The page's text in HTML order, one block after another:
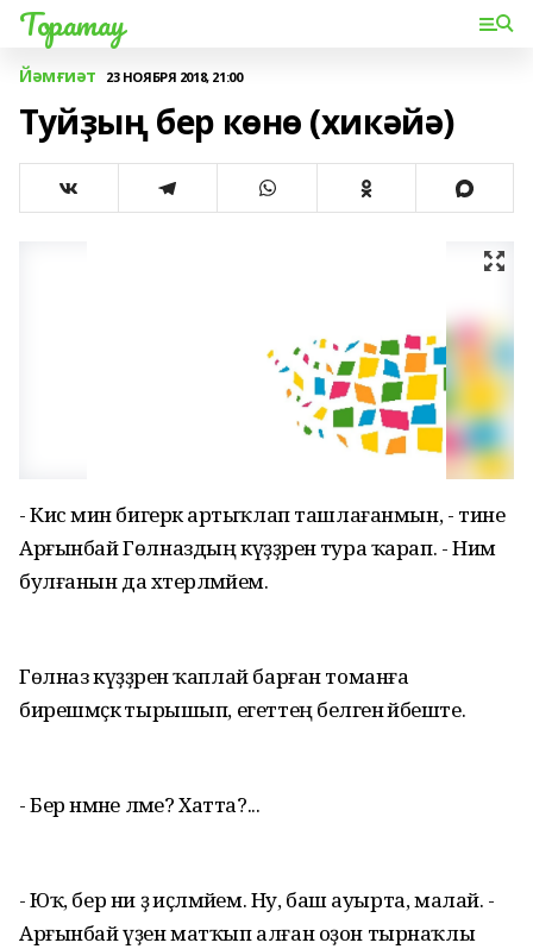
Торатау
Йәмғиәт 23 НОЯБРЯ 2018, 21:00
Туйҙың бер көнө (хикәйә)
- Кисә мин бигерәк артыҡлап ташлағанмын, - тине
Арғынбай Гөлназдың күҙҙәренә тура ҡарап. - Нимә
булғанын да хәтерләмәйем.
Гөлназ күҙҙәрен ҡаплай барған томанға
бирешмәҫкә тырышып, егеттең беләгенә йәбеште.
- Бер нәмәне ләме? Хатта?...
- Юҡ, бер ни ҙә иҫләмәйем. Ну, баш ауырта, малай. -
Арғынбай үҙен матҡып алған оҙон тырнаҡлы